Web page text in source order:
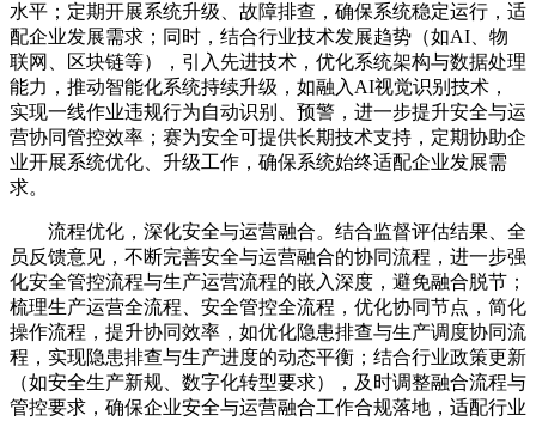
水平；定期开展系统升级、故障排查，确保系统稳定运行，适
配企业发展需求；同时，结合行业技术发展趋势（如AI、物
联网、区块链等），引入先进技术，优化系统架构与数据处理
能力，推动智能化系统持续升级，如融入AI视觉识别技术，
实现一线作业违规行为自动识别、预警，进一步提升安全与运
营协同管控效率；赛为安全可提供长期技术支持，定期协助企
业开展系统优化、升级工作，确保系统始终适配企业发展需
求。
流程优化，深化安全与运营融合。结合监督评估结果、全
员反馈意见，不断完善安全与运营融合的协同流程，进一步强
化安全管控流程与生产运营流程的嵌入深度，避免融合脱节；
梳理生产运营全流程、安全管控全流程，优化协同节点，简化
操作流程，提升协同效率，如优化隐患排查与生产调度协同流
程，实现隐患排查与生产进度的动态平衡；结合行业政策更新
（如安全生产新规、数字化转型要求），及时调整融合流程与
管控要求，确保企业安全与运营融合工作合规落地，适配行业